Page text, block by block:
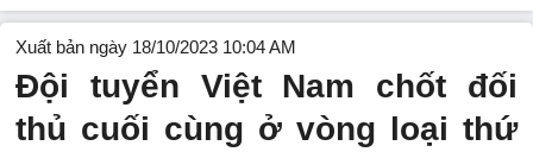
Xuất bản ngày 18/10/2023 10:04 AM
Đội tuyển Việt Nam chốt đối
thủ cuối cùng ở vòng loại thứ